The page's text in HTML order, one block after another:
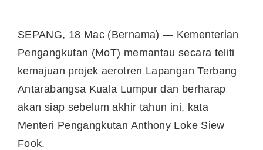
SEPANG, 18 Mac (Bernama) — Kementerian
Pengangkutan (MoT) memantau secara teliti
kemajuan projek aerotren Lapangan Terbang
Antarabangsa Kuala Lumpur dan berharap
akan siap sebelum akhir tahun ini, kata
Menteri Pengangkutan Anthony Loke Siew
Fook.